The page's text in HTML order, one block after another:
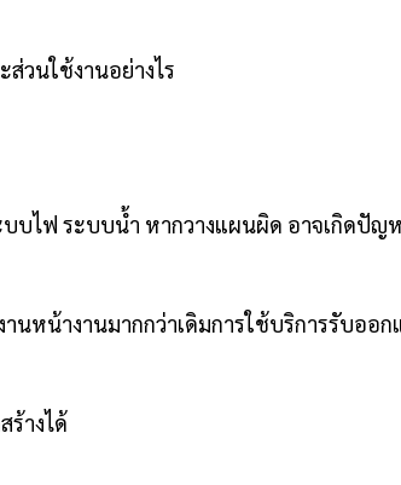
วนใช้งานอย่างไร
บไฟ ระบบน้ำ หากวางแผนผิด อาจเกิดปัญ
นหน้างานมากกว่าเดิมการใช้บริการรับอ
างได้